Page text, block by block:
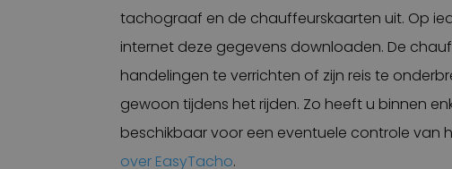
tachograaf en de chauffeurskaarten uit. Op
internet deze gegevens downloaden. De
handelingen te verrichten of zijn reis te
gewoon tijdens het rijden. Zo heeft u binnen
beschikbaar voor een eventuele controle van
over EasyTacho.